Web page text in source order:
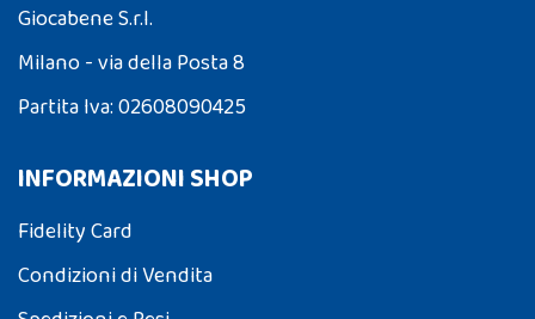
Giocabene S.r.l.
Milano - via della Posta 8
Partita Iva: 02608090425
INFORMAZIONI SHOP
Fidelity Card
Condizioni di Vendita